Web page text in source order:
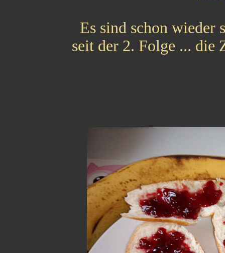
Es sind schon wieder
seit der 2. Folge ... die